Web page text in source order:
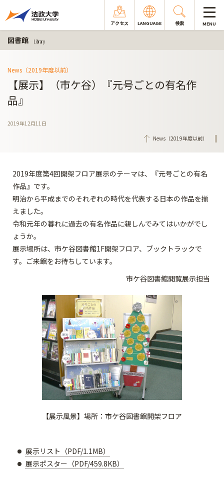
アクセス LANGUAGE 検索 MENU
図書館 Library
News（2019年度以前）
【展示】（市ケ谷）『元号ごとの有名作
品』
2019年12月11日
News（2019年度以前）
2019年度第4回開架フロア展示のテーマは、『元号ごとの有名
作品』です。
明治から平成までのそれぞれの時代を代表する日本の作品を揃
えました。
令和元年の暮れに過去の有名作品に親しんでみてはいかがでし
ょうか。
展示場所は、市ケ谷図書館1F開架フロア、ブックトラックで
す。ご来館をお待ちしています。
市ケ谷図書館閲覧展示担当
展示リスト（PDF/1.1MB）
展示ポスター（PDF/459.8KB）
【展示風景】場所：市ケ谷図書館開架フロア